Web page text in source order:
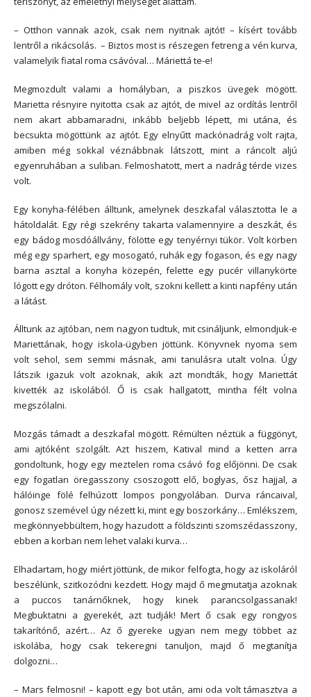
– Otthon vannak azok, csak nem nyitnak ajtót! – kísért tovább
lentről a rikácsolás. – Biztos most is részegen fetreng a vén kurva,
valamelyik fiatal roma csávóval… Máriettá te-e!
Megmozdult valami a homályban, a piszkos üvegek mögött.
Marietta résnyire nyitotta csak az ajtót, de mivel az ordítás lentről
nem akart abbamaradni, inkább beljebb lépett, mi utána, és
becsukta mögöttünk az ajtót. Egy elnyűtt mackónadrág volt rajta,
amiben még sokkal véznábbnak látszott, mint a ráncolt aljú
egyenruhában a suliban. Felmoshatott, mert a nadrág térde vizes
volt.
Egy konyha-félében álltunk, amelynek deszkafal választotta le a
hátoldalát. Egy régi szekrény takarta valamennyire a deszkát, és
egy bádog mosdóállvány, fölötte egy tenyérnyi tükör. Volt körben
még egy sparhert, egy mosogató, ruhák egy fogason, és egy nagy
barna asztal a konyha közepén, felette egy pucér villanykörte
lógott egy dróton. Félhomály volt, szokni kellett a kinti napfény után
a látást.
Álltunk az ajtóban, nem nagyon tudtuk, mit csináljunk, elmondjuk-e
Mariettának, hogy iskola-ügyben jöttünk. Könyvnek nyoma sem
volt sehol, sem semmi másnak, ami tanulásra utalt volna. Úgy
látszik igazuk volt azoknak, akik azt mondták, hogy Mariettát
kivették az iskolából. Ő is csak hallgatott, mintha félt volna
megszólalni.
Mozgás támadt a deszkafal mögött. Rémülten néztük a függönyt,
ami ajtóként szolgált. Azt hiszem, Katival mind a ketten arra
gondoltunk, hogy egy meztelen roma csávó fog előjönni. De csak
egy fogatlan öregasszony csoszogott elő, boglyas, ősz hajjal, a
hálóinge fölé felhúzott lompos pongyolában. Durva ráncaival,
gonosz szemével úgy nézett ki, mint egy boszorkány… Emlékszem,
megkönnyebbültem, hogy hazudott a földszinti szomszédasszony,
ebben a korban nem lehet valaki kurva…
Elhadartam, hogy miért jöttünk, de mikor felfogta, hogy az iskoláról
beszélünk, szitkozódni kezdett. Hogy majd ő megmutatja azoknak
a puccos tanárnőknek, hogy kinek parancsolgassanak!
Megbuktatni a gyerekét, azt tudják! Mert ő csak egy rongyos
takarítónő, azért… Az ő gyereke ugyan nem megy többet az
iskolába, hogy csak tekeregni tanuljon, majd ő megtanítja
dolgozni…
– Mars felmosni! – kapott egy bot után, ami oda volt támasztva a